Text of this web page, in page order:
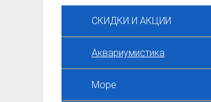
СКИДКИ И АКЦИИ
Аквариумистика
Море